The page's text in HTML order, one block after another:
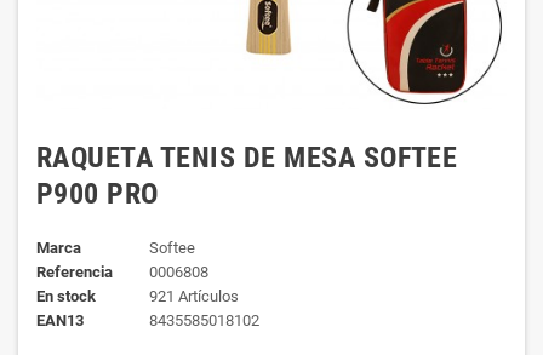
RAQUETA TENIS DE MESA SOFTEE
P900 PRO
Marca
Softee
Referencia
0006808
En stock
921 Artículos
EAN13
8435585018102